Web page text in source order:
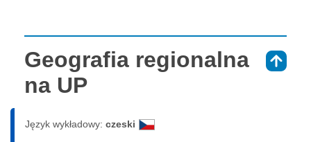
Geografia regionalna
na UP
Język wykładowy: czeski